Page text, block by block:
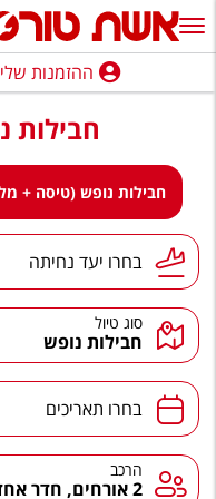
ההזמנות שלי
נופש בארץ
חופשה לפי סגנון
מלונות באילת
טיולים מאורגנים
סגנונות טיול
הרגע האחרון
חבילות בריאות וספא
ההזמנות שלי
חבילות
חבילות נופש (טיסה +
יעד נחיתהבחרו יעד נחיתה
סוג טיול
חבילות נופש
תאריכים בחרו תאריכים
הרכב הרכב
2 אורחים, חדר אחד